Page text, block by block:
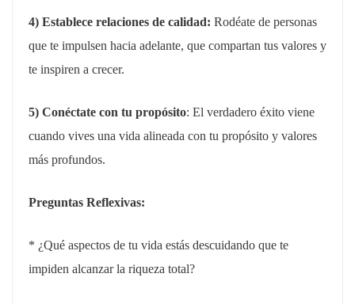
4) Establece relaciones de calidad: Rodéate de personas
que te impulsen hacia adelante, que compartan tus valores y
te inspiren a crecer.
5) Conéctate con tu propósito: El verdadero éxito viene
cuando vives una vida alineada con tu propósito y valores
más profundos.
Preguntas Reflexivas:
* ¿Qué aspectos de tu vida estás descuidando que te
impiden alcanzar la riqueza total?